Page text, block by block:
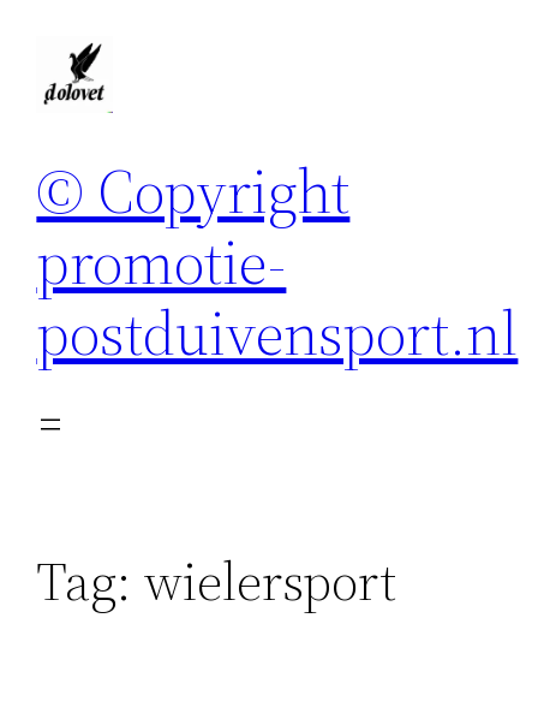
© Copyright
promotie-
postduivensport.nl
Tag: wielersport